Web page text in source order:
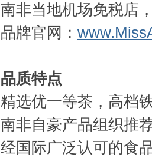
南非当地机场免税店
品牌官网：
品质特点
精选优一等茶，高档
南非自豪产品组织推
经国际广泛认可的食